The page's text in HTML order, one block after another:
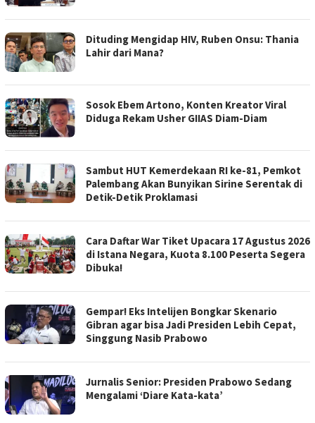
Dituding Mengidap HIV, Ruben Onsu: Thania
Lahir dari Mana?
Sosok Ebem Artono, Konten Kreator Viral
Diduga Rekam Usher GIIAS Diam-Diam
Sambut HUT Kemerdekaan RI ke-81, Pemkot
Palembang Akan Bunyikan Sirine Serentak di
Detik-Detik Proklamasi
Cara Daftar War Tiket Upacara 17 Agustus 2026
di Istana Negara, Kuota 8.100 Peserta Segera
Dibuka!
Gempar! Eks Intelijen Bongkar Skenario
Gibran agar bisa Jadi Presiden Lebih Cepat,
Singgung Nasib Prabowo
Jurnalis Senior: Presiden Prabowo Sedang
Mengalami ‘Diare Kata-kata’